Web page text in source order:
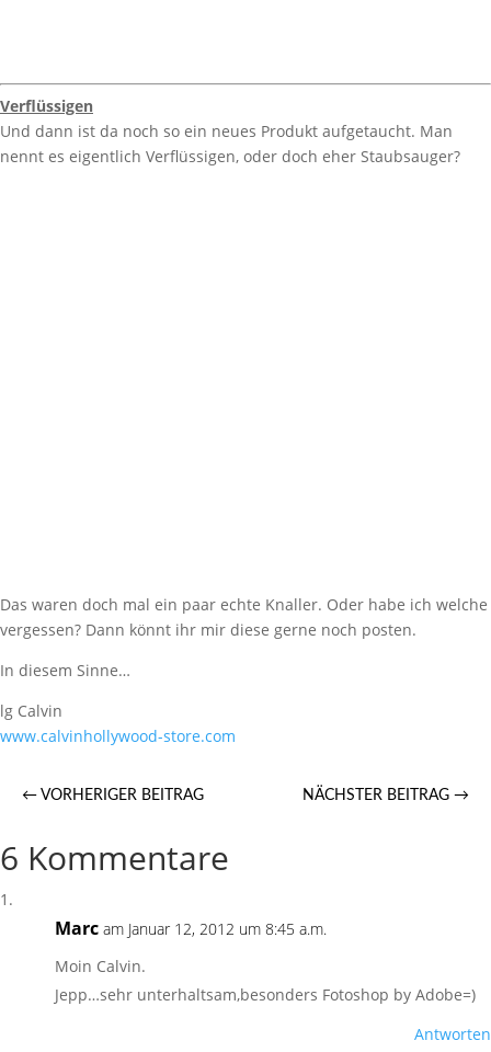
Verflüssigen
Und dann ist da noch so ein neues Produkt aufgetaucht. Man
nennt es eigentlich Verflüssigen, oder doch eher Staubsauger?
Das waren doch mal ein paar echte Knaller. Oder habe ich welche
vergessen? Dann könnt ihr mir diese gerne noch posten.
In diesem Sinne…
lg Calvin
www.calvinhollywood-store.com
← VORHERIGER BEITRAG NÄCHSTER BEITRAG →
6 Kommentare
Marc am Januar 12, 2012 um 8:45 a.m.
Moin Calvin.
Jepp…sehr unterhaltsam,besonders Fotoshop by Adobe=)
Antworten